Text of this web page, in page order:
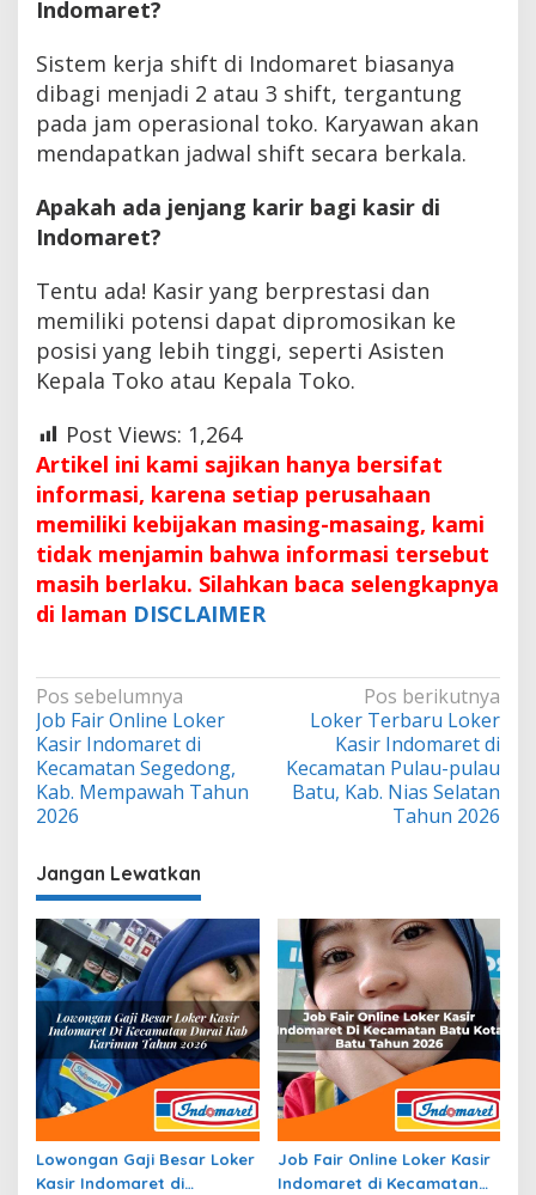
Indomaret?
Sistem kerja shift di Indomaret biasanya
dibagi menjadi 2 atau 3 shift, tergantung
pada jam operasional toko. Karyawan akan
mendapatkan jadwal shift secara berkala.
Apakah ada jenjang karir bagi kasir di
Indomaret?
Tentu ada! Kasir yang berprestasi dan
memiliki potensi dapat dipromosikan ke
posisi yang lebih tinggi, seperti Asisten
Kepala Toko atau Kepala Toko.
Post Views: 1,264
Artikel ini kami sajikan hanya bersifat
informasi, karena setiap perusahaan
memiliki kebijakan masing-masaing, kami
tidak menjamin bahwa informasi tersebut
masih berlaku. Silahkan baca selengkapnya
di laman DISCLAIMER
Navigasi
pos
Pos sebelumnya
Job Fair Online Loker
Kasir Indomaret di
Kecamatan Segedong,
Kab. Mempawah Tahun
2026
Pos berikutnya
Loker Terbaru Loker
Kasir Indomaret di
Kecamatan Pulau-pulau
Batu, Kab. Nias Selatan
Tahun 2026
Jangan Lewatkan
Lowongan Gaji Besar Loker
Kasir Indomaret di
Job Fair Online Loker Kasir
Indomaret di Kecamatan